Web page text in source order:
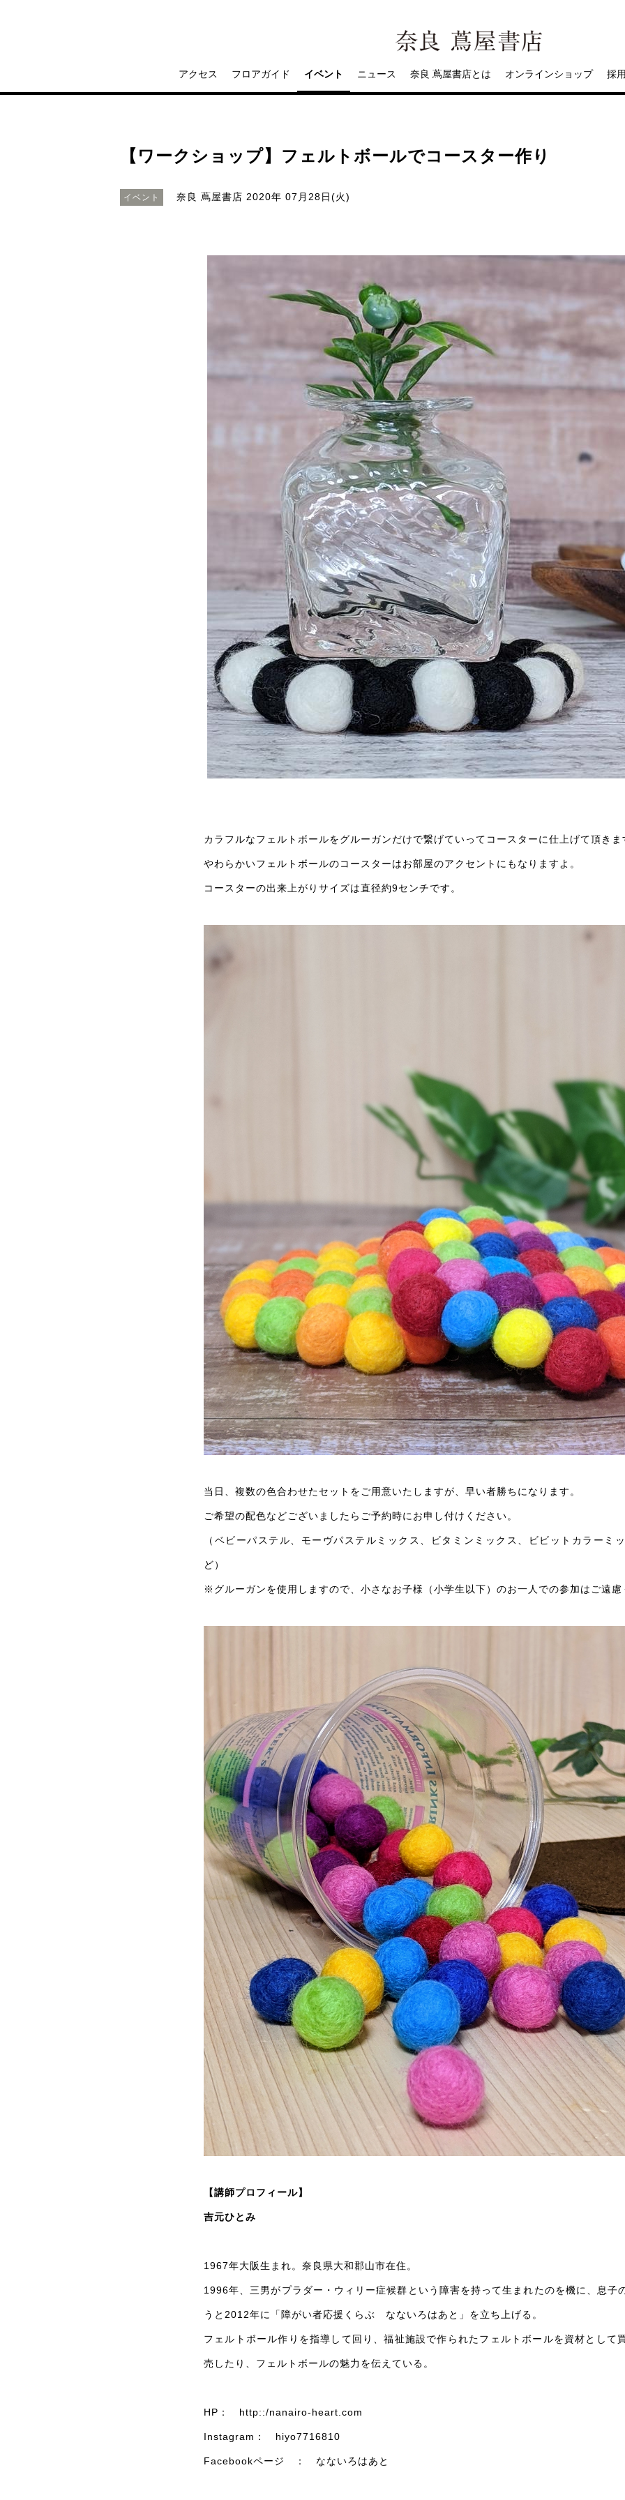
アクセス フロアガイド イベント ニュース 奈良 蔦屋書店とは オンラインショップ 採
【ワークショップ】フェルトボールでコースター作り
イベント 奈良 蔦屋書店 2020年 07月28日(火)
カラフルなフェルトボールをグルーガンだけで繋げていってコースターに仕上げて頂きま
やわらかいフェルトボールのコースターはお部屋のアクセントにもなりますよ。
コースターの出来上がりサイズは直径約9センチです。
当日、複数の色合わせたセットをご用意いたしますが、早い者勝ちになります。
ご希望の配色などございましたらご予約時にお申し付けください。
（ベビーパステル、モーヴパステルミックス、ビタミンミックス、ビビットカラー
ど）
※グルーガンを使用しますので、小さなお子様（小学生以下）のお一人での参加はご遠慮
【講師プロフィール】
吉元ひとみ
1967年大阪生まれ。奈良県大和郡山市在住。
1996年、三男がプラダー・ウィリー症候群という障害を持って生まれたのを機に、息子
うと2012年に「障がい者応援くらぶ なないろはあと」を立ち上げる。
フェルトボール作りを指導して回り、福祉施設で作られたフェルトボールを資材として
売したり、フェルトボールの魅力を伝えている。
HP： http::/nanairo-heart.com
Instagram： hiyo7716810
Facebookページ ： なないろはあと